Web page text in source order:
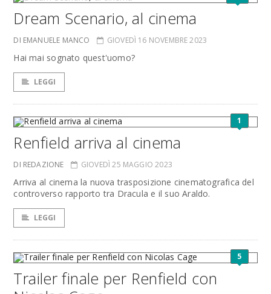
Dream Scenario, al cinema
DI EMANUELE MANCO GIOVEDÌ 16 NOVEMBRE 2023
Hai mai sognato quest'uomo?
LEGGI
1
Renfield arriva al cinema
DI REDAZIONE GIOVEDÌ 25 MAGGIO 2023
Arriva al cinema la nuova trasposizione cinematografica del
controverso rapporto tra Dracula e il suo Araldo.
LEGGI
5
Trailer finale per Renfield con